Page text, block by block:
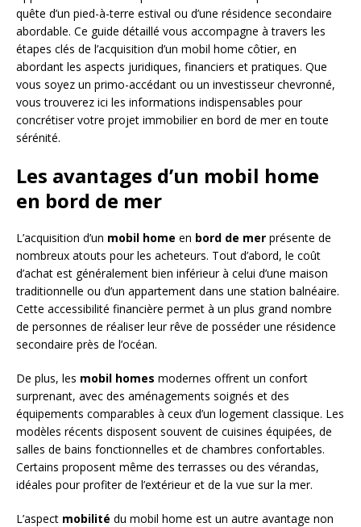
quête d’un pied-à-terre estival ou d’une résidence secondaire
abordable. Ce guide détaillé vous accompagne à travers les
étapes clés de l’acquisition d’un mobil home côtier, en
abordant les aspects juridiques, financiers et pratiques. Que
vous soyez un primo-accédant ou un investisseur chevronné,
vous trouverez ici les informations indispensables pour
concrétiser votre projet immobilier en bord de mer en toute
sérénité.
Les avantages d’un mobil home
en bord de mer
L’acquisition d’un mobil home en bord de mer présente de
nombreux atouts pour les acheteurs. Tout d’abord, le coût
d’achat est généralement bien inférieur à celui d’une maison
traditionnelle ou d’un appartement dans une station balnéaire.
Cette accessibilité financière permet à un plus grand nombre
de personnes de réaliser leur rêve de posséder une résidence
secondaire près de l’océan.
De plus, les mobil homes modernes offrent un confort
surprenant, avec des aménagements soignés et des
équipements comparables à ceux d’un logement classique. Les
modèles récents disposent souvent de cuisines équipées, de
salles de bains fonctionnelles et de chambres confortables.
Certains proposent même des terrasses ou des vérandas,
idéales pour profiter de l’extérieur et de la vue sur la mer.
L’aspect mobilité du mobil home est un autre avantage non